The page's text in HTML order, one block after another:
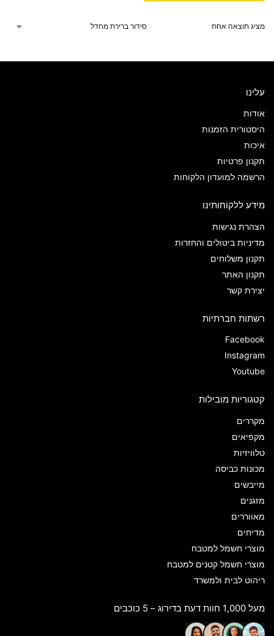
מציג תוצאה אחת
עלינו
אודות
היסטורית הזמנות
איכות
תקנון פרטיות
הרשמה למועדון הלקוחות
מידע ללקוחותינו
הצהרת נגישות
מדיניות ביטולים והחזרות
תקנון משלוחים
תקנון האתר
יצירת קשר
רשתות חברתיות
Facebook
Instagram
Youtube
קטגוריות מובילות
מקררים
מקפיאים
טלוויזיות
מכונות כביסה
מייבשים
מזגנים
מאווררים
מדיחים
מוצרי חשמל למטבח
מוצרי חשמל קטנים למטבח
ריהוט לבית ולמשרד
מעל 1,000 חוות דעת בדירוג – 5 כוכבים